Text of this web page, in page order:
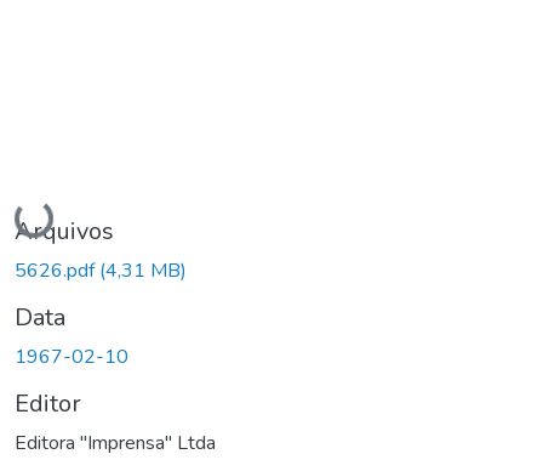
Carregando...
Arquivos
5626.pdf(4,31 MB)
Data
1967-02-10
Editor
Editora "Imprensa" Ltda